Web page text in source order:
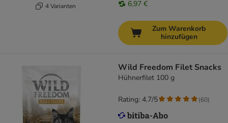
4 Varianten 6,97 €
Zum Warenkorb
hinzufügen
Wild Freedom Filet Snacks
Hühnerfilet 100 g
Rating: 4.7/5 (60)